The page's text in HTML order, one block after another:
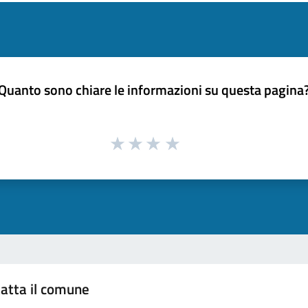
sono chiare le informazioni su questa
il comune